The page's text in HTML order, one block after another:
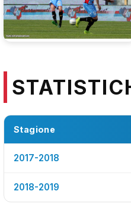
Stagione
2017-2018
2018-2019